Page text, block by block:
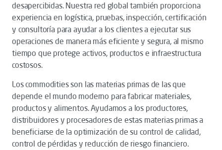
desapercibidas. Nuestra red global también proporciona
experiencia en logística, pruebas, inspección, certificación
y consultoría para ayudar a los clientes a ejecutar sus
operaciones de manera más eficiente y segura, al mismo
tiempo que protege activos, productos e infraestructura
costosos.
Los commodities son las materias primas de las que
depende el mundo moderno para fabricar materiales,
productos y alimentos. Ayudamos a los productores,
distribuidores y procesadores de estas materias primas a
beneficiarse de la optimización de su control de calidad,
control de pérdidas y reducción de riesgo financiero.